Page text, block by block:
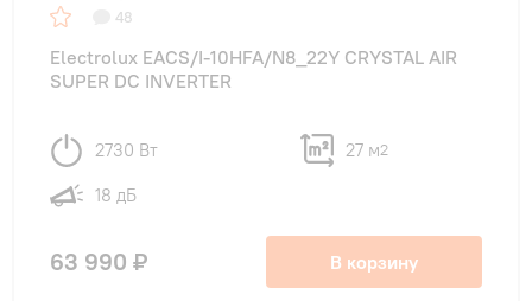
48
Electrolux EACS/I-10HFA/N8_22Y CRYSTAL AIR
SUPER DC INVERTER
2730 Вт 27 м2
18 дБ
63 990 ₽ В корзину